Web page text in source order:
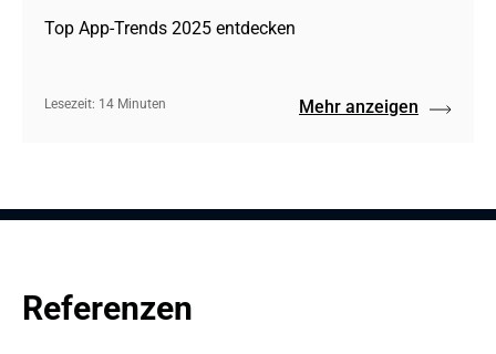
Top App-Trends 2025 entdecken
Lesezeit: 14 Minuten Mehr anzeigen
Referenzen